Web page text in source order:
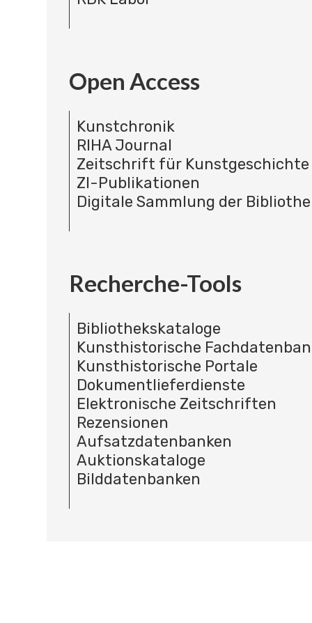
Open Access
Kunstchronik
RIHA Journal
Zeitschrift für Kunstgeschichte
ZI-Publikationen
Digitale Sammlung der
Recherche-Tools
Bibliothekskataloge
Kunsthistorische
Kunsthistorische Portale
Dokumentlieferdienste
Elektronische Zeitschriften
Rezensionen
Aufsatzdatenbanken
Auktionskataloge
Bilddatenbanken